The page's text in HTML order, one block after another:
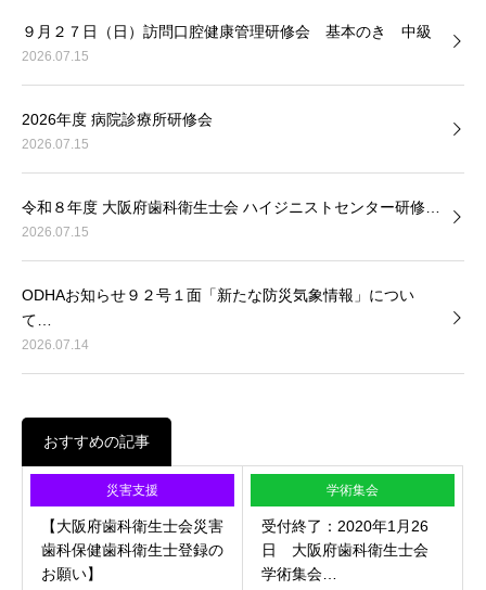
９月２７日（日）訪問口腔健康管理研修会 基本のき 中級
2026.07.15
2026年度 病院診療所研修会
2026.07.15
令和８年度 大阪府歯科衛生士会 ハイジニストセンター研修…
2026.07.15
ODHAお知らせ９２号１面「新たな防災気象情報」につい
て…
2026.07.14
おすすめの記事
災害支援
【大阪府歯科衛生士会災害
歯科保健歯科衛生士登録の
お願い】
学術集会
受付終了：2020年1月26
日 大阪府歯科衛生士会
学術集会…